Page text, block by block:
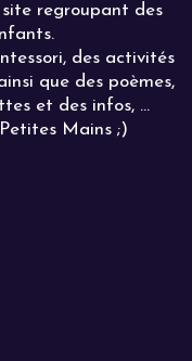
regroupant des
des activités
que des poèmes,
et des infos, ...
Mains ;)